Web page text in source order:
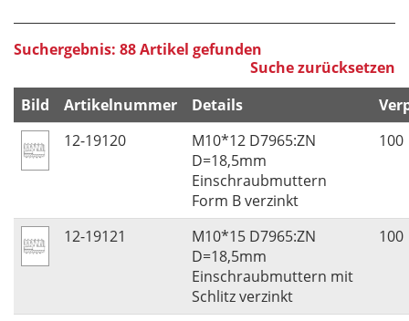
Suchergebnis: 88 Artikel gefunden
Suche zurücksetzen
Bild
Artikelnummer Details
12-19120
M10*12 D7965:ZN
D=18,5mm
Einschraubmuttern
Form B verzinkt
100
12-19121
M10*15 D7965:ZN
D=18,5mm
Einschraubmuttern mit
Schlitz verzinkt
100